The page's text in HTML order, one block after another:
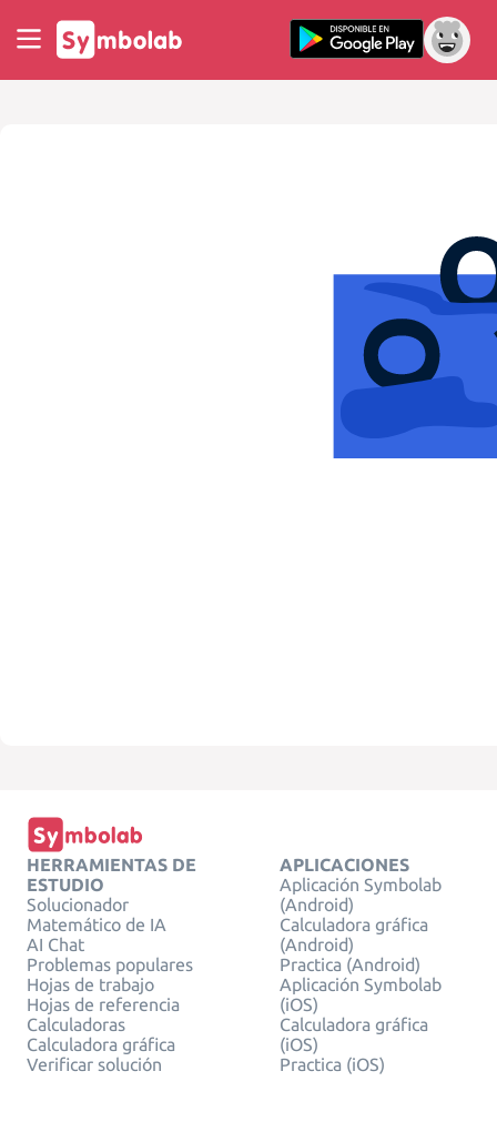
HERRAMIENTAS DE
ESTUDIO
Solucionador
Matemático de IA
AI Chat
Problemas populares
Hojas de trabajo
Hojas de referencia
Calculadoras
Calculadora gráfica
Verificar solución
APLICACIONES
Aplicación Symbolab
(Android)
Calculadora gráfica
(Android)
Practica (Android)
Aplicación Symbolab
(iOS)
Calculadora gráfica
(iOS)
Practica (iOS)